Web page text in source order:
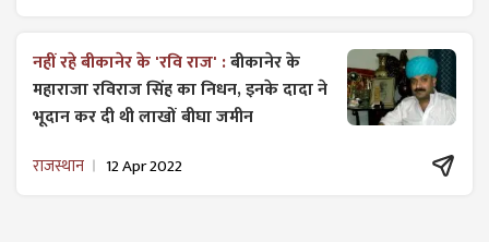
नहीं रहे बीकानेर के 'रवि राज' :बीकानेर के
महाराजा रविराज सिंह का निधन, इनके दादा ने
भूदान कर दी थी लाखों बीघा जमीन
राजस्थान 12 Apr 2022